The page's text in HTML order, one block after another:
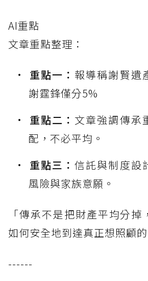
AI重點
文章重點整理：
重點一： 報導稱謝賢遺
謝霆鋒僅分5%
重點二： 文章強調傳承
配，不必平均。
重點三：信託與制度設
風險與家族意願。
「傳承不是把財產平均分
如何安全地到達真正想照顧的
------